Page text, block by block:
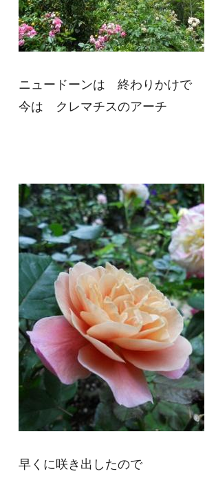
ニュードーンは 終わりかけで
今は クレマチスのアーチ
早くに咲き出したので